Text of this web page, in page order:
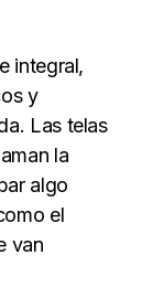
integral,
y
Las telas
la
algo
el
van